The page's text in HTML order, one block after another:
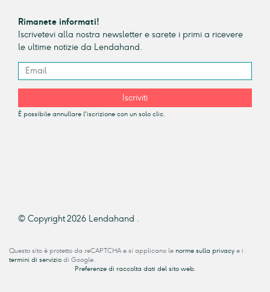
Rimanete informati!
Iscrivetevi alla nostra newsletter e sarete i primi a ricevere
le ultime notizie da Lendahand.
Iscriviti
È possibile annullare l'iscrizione con un solo clic.
© Copyright 2026 Lendahand .
Questo sito è protetto da reCAPTCHA e si applicano le norme sulla privacy e i
termini di servizio di Google.
Preferenze di raccolta dati del sito web.